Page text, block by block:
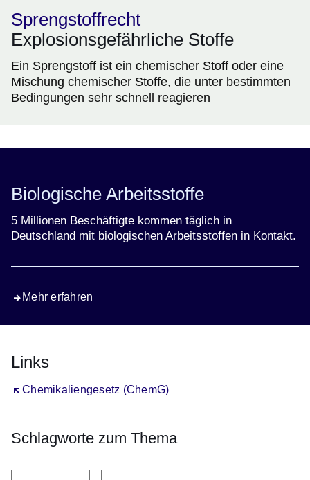
Sprengstoffrecht
Explosionsgefährliche Stoffe
Ein Sprengstoff ist ein chemischer Stoff oder eine
Mischung chemischer Stoffe, die unter bestimmten
Bedingungen sehr schnell reagieren
Biologische Arbeitsstoffe
5 Millionen Beschäftigte kommen täglich in
Deutschland mit biologischen Arbeitsstoffen in Kontakt.
Mehr erfahren
Links
Chemikaliengesetz (ChemG)
Öffnet sich in einem neuen Fenster
Schlagworte zum Thema